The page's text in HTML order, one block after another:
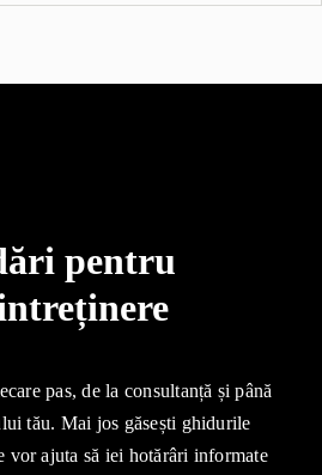
pentru
pas, de la consultanță și până
tău. Mai jos găsești ghidurile
vor ajuta să iei hotărâri informate